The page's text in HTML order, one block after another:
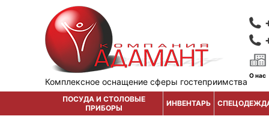
Комплексное оснащение сферы гостеприимства
О нас
ПОСУДА И СТОЛОВЫЕ
ПРИБОРЫ
ИНВЕНТАРЬ